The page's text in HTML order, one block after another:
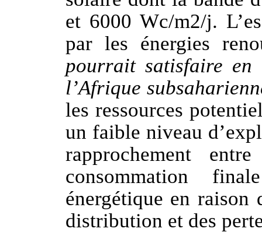
et 6000 Wc/m2/j.
par les énergies
pourrait satisfaire en
l’Afrique
les ressources
un faible niveau
rapprochement
consommation
énergétique en raison
distribution et des